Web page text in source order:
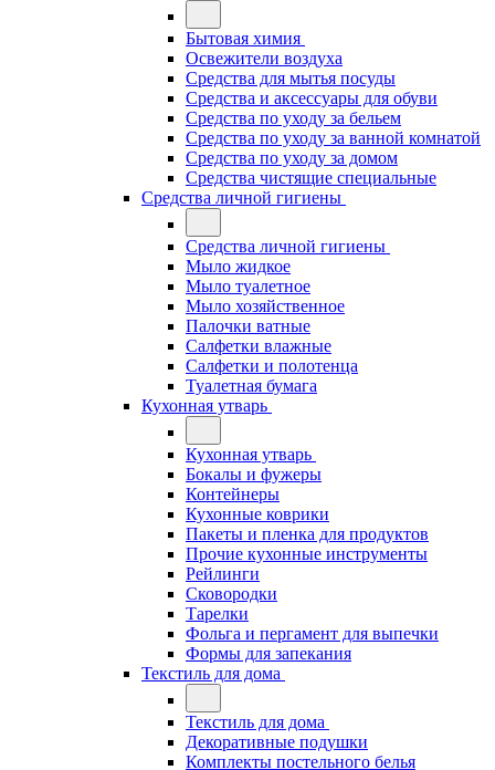
Бытовая химия
Освежители воздуха
Средства для мытья посуды
Средства и аксессуары для обуви
Средства по уходу за бельем
Средства по уходу за ванной комнатой
Средства по уходу за домом
Средства чистящие специальные
Средства личной гигиены
Средства личной гигиены
Мыло жидкое
Мыло туалетное
Мыло хозяйственное
Палочки ватные
Салфетки влажные
Салфетки и полотенца
Туалетная бумага
Кухонная утварь
Кухонная утварь
Бокалы и фужеры
Контейнеры
Кухонные коврики
Пакеты и пленка для продуктов
Прочие кухонные инструменты
Рейлинги
Сковородки
Тарелки
Фольга и пергамент для выпечки
Формы для запекания
Текстиль для дома
Текстиль для дома
Декоративные подушки
Комплекты постельного белья